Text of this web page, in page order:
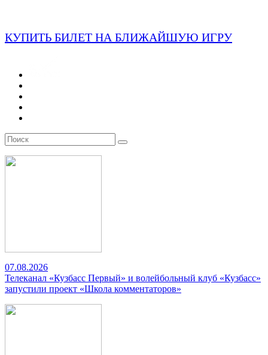
КУПИТЬ БИЛЕТ НА БЛИЖАЙШУЮ ИГРУ
07.08.2026
Телеканал «Кузбасс Первый» и волейбольный клуб «Кузбасс»
запустили проект «Школа комментаторов»